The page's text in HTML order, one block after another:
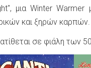
μια Winter
και ξηρών καρπών.
σε φιάλη των